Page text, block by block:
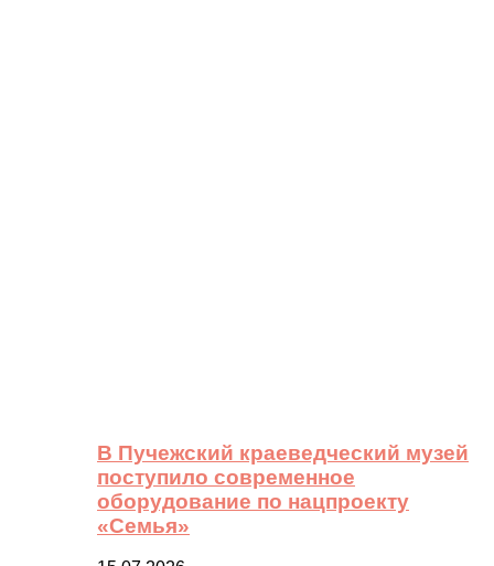
В Пучежский краеведческий музей
поступило современное
оборудование по нацпроекту
«Семья»